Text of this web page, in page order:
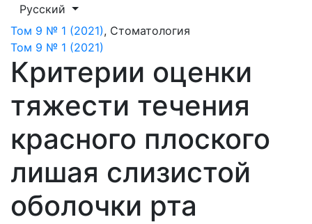
##plugins.themes.healthSciences.language.toggle##
Русский
Том 9 № 1 (2021), Стоматология
Том 9 № 1 (2021)
Критерии оценки
тяжести течения
красного плоского
лишая слизистой
оболочки рта